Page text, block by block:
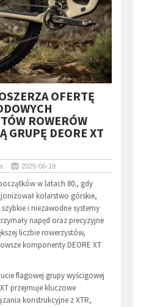
OFERTĘ
ROWERÓW
GRUPĘ DEORE XT
2025-06-19
w latach 80., gdy
kolarstwo górskie,
szybkie i niezawodne systemy
napęd oraz precyzyjne
liczbie rowerzystów,
komponenty DEORE XT
flagowej grupy wyścigowej
XT przejmuje kluczowe
konstrukcyjne z XTR,